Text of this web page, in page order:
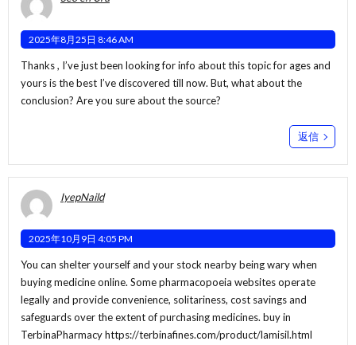
2025年8月25日 8:46 AM
Thanks , I’ve just been looking for info about this topic for ages and
yours is the best I’ve discovered till now. But, what about the
conclusion? Are you sure about the source?
返信
IyepNaild
2025年10月9日 4:05 PM
You can shelter yourself and your stock nearby being wary when
buying medicine online. Some pharmacopoeia websites operate
legally and provide convenience, solitariness, cost savings and
safeguards over the extent of purchasing medicines. buy in
TerbinaPharmacyhttps://terbinafines.com/product/lamisil.html